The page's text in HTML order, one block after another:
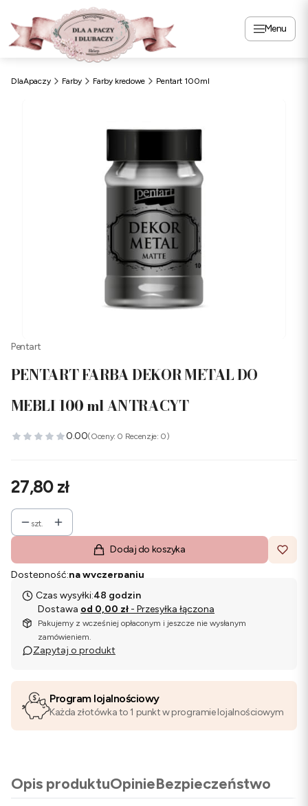
Menu
DlaApaczy Farby Farby kredowe Pentart 100ml
Pentart
PENTART FARBA DEKOR METAL DO
MEBLI 100 ml ANTRACYT
0.00(Oceny: 0 Recenzje: 0)
Cena
27,80 zł
szt.
Dodaj do koszyka
Dostępność:na wyczerpaniu
Czas wysyłki:48 godzin
Dostawa od 0,00 zł - Przesyłka łączona
Pakujemy z wcześniej opłaconym i jeszcze nie wysłanym
zamówieniem.
Zapytaj o produkt
Program lojalnościowy
Każda złotówka to 1 punkt w programie lojalnościowym
Opis produktuOpinieBezpieczeństwo